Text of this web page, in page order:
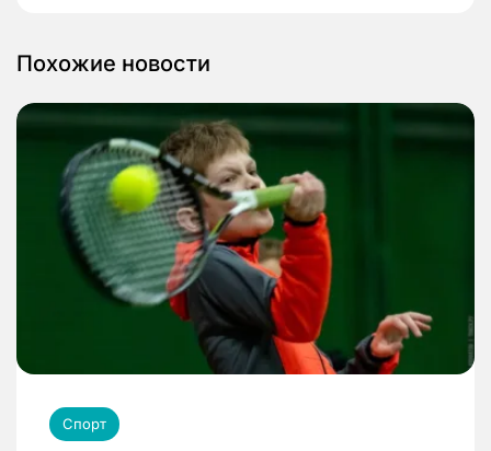
Похожие новости
Спорт